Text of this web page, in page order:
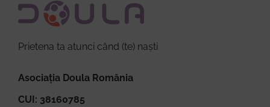
Prietena ta atunci când (te) naști
Asociația Doula România
CUI: 38160785